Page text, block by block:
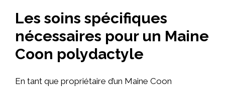
Les soins spécifiques
nécessaires pour un Maine
Coon polydactyle
En tant que propriétaire d’un Maine Coon